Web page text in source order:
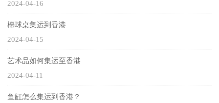
2024-04-16
檯球桌集运到香港
2024-04-15
艺术品如何集运至香港
2024-04-11
鱼缸怎么集运到香港？